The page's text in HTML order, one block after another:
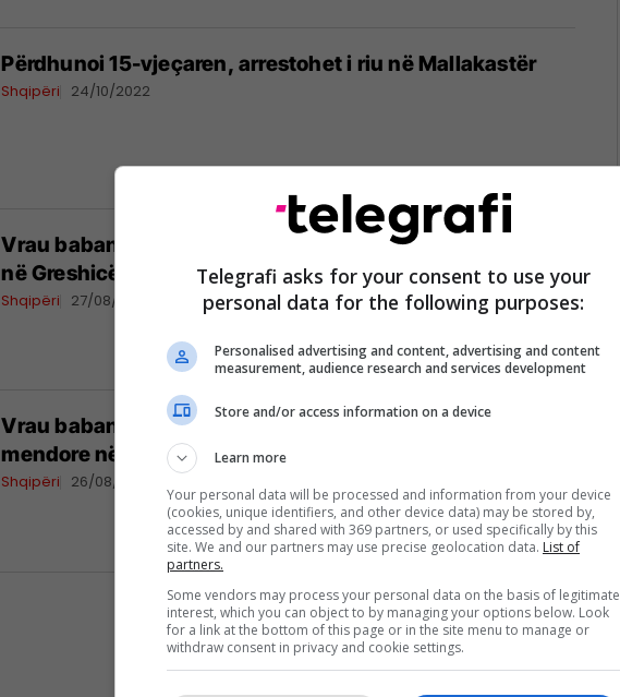
Përdhunoi 15-vjeçaren, arrestohet i riu në Mallakastër
Shqipëri 24/10/2022
Vrau babanë, asnjë pendesë e autorit të krimit në familje
në Greshicë të Mallakastrës
Shqipëri 27/08/2022
Vrau babanë me mjete të forta, kapet i riu me të meta
mendore në Mallakastër
Shqipëri 26/08/2022
Telegrafi asks for your consent to use your
personal data for the following purposes:
Personalised advertising and content, advertising and content
measurement, audience research and services development
Store and/or access information on a device
Learn more
Your personal data will be processed and information from your device
(cookies, unique identifiers, and other device data) may be stored by,
accessed by and shared with 369 partners, or used specifically by this
site. We and our partners may use precise geolocation data. List of
partners.
Some vendors may process your personal data on the basis of legitimate
interest, which you can object to by managing your options below. Look
for a link at the bottom of this page or in the site menu to manage or
withdraw consent in privacy and cookie settings.